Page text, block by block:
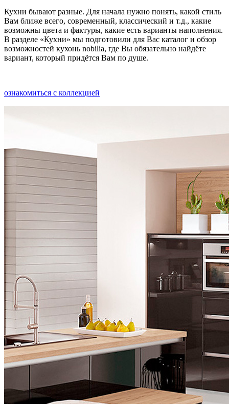
Кухни бывают разные. Для начала нужно понять, какой стиль
Вам ближе всего, современный, классический и т.д., какие
возможны цвета и фактуры, какие есть варианты наполнения.
В разделе «Кухни» мы подготовили для Вас каталог и обзор
возможностей кухонь nobilia, где Вы обязательно найдёте
вариант, который придётся Вам по душе.
ознакомиться с коллекцией